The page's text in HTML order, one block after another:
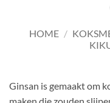
HOME /
Ginsan is gemaakt om